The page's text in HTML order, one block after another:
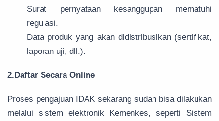
Surat pernyataan kesanggupan mematuhi
regulasi.
Data produk yang akan didistribusikan (sertifikat,
laporan uji, dll.).
2.Daftar Secara Online
Proses pengajuan IDAK sekarang sudah bisa dilakukan
melalui sistem elektronik Kemenkes, seperti Sistem